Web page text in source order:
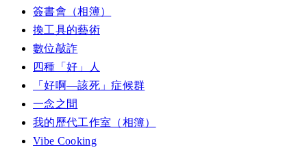
簽書會（相簿）
換工具的藝術
數位敲詐
四種「好」人
「好啊—該死」症候群
一念之間
我的歷代工作室（相簿）
Vibe Cooking